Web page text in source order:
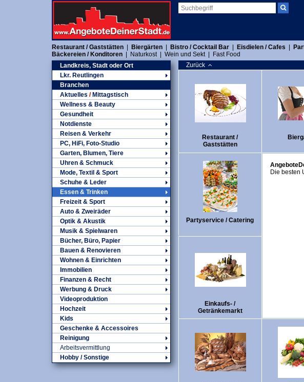
Restaurant / Gaststätten Biergärten Bistro / Cocktail Bar Eisdielen / Cafes
Bäckereien / Konditoren
Naturkost| Wein und Sekt|
Fast Food
Landkreis, Stadt oder Ort
Lkr. Reutlingen
Branchen
Aktuelles /Mittagstisch
Wellness & Beauty
Gesundheit
Notdienste
Reisen & Verkehr
PC, HiFi, Foto-Studio
Garten, Blumen, Tiere
Uhren & Schmuck
Mode, Textil & Sport
Schuhe & Leder
Essen & Trinken
Freizeit & Sport
Auto & Zweiräder
Optik & Akustik
Musik & Spielwaren
Bücher, Büro, Papier
Bauen & Renovieren
Wohnen & Einrichten
Immobilien
Finanzen & Recht
Werbung & Druck
Videoproduktion
Hochzeit
Kids
Geschenke & Accessoires
Reinigung
Arbeitsvermittlung
Hobby / Sonstige
Zurück
Restaurant /
Gaststätten
Partyservice / Catering
Die besten
Einkaufs- /
Getränkemarkt